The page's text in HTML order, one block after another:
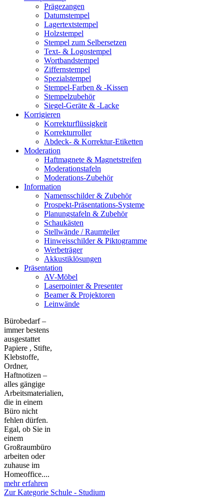
Prägezangen
Datumstempel
Lagertextstempel
Holzstempel
Stempel zum Selbersetzen
Text- & Logostempel
Wortbandstempel
Ziffernstempel
Spezialstempel
Stempel-Farben & -Kissen
Stempelzubehör
Siegel-Geräte & -Lacke
Korrigieren
Korrekturflüssigkeit
Korrekturroller
Abdeck- & Korrektur-Etiketten
Moderation
Haftmagnete & Magnetstreifen
Moderationstafeln
Moderations-Zubehör
Information
Namensschilder & Zubehör
Prospekt-Präsentations-Systeme
Planungstafeln & Zubehör
Schaukästen
Stellwände / Raumteiler
Hinweisschilder & Piktogramme
Werbeträger
Akkustiklösungen
Präsentation
AV-Möbel
Laserpointer & Presenter
Beamer & Projektoren
Leinwände
Bürobedarf –
immer bestens
ausgestattet
Papiere , Stifte,
Klebstoffe,
Ordner,
Haftnotizen –
alles gängige
Arbeitsmaterialien,
die in einem
Büro nicht
fehlen dürfen.
Egal, ob Sie in
einem
Großraumbüro
arbeiten oder
zuhause im
Homeoffice....
mehr erfahren
Zur Kategorie Schule - Studium